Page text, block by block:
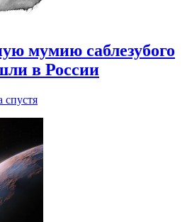
мумию саблезубого
в России
спустя